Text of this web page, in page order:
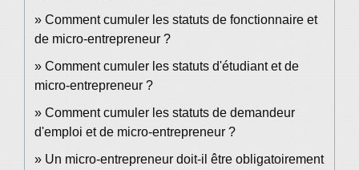
Comment cumuler les statuts de fonctionnaire et
de micro-entrepreneur ?
Comment cumuler les statuts d'étudiant et de
micro-entrepreneur ?
Comment cumuler les statuts de demandeur
d'emploi et de micro-entrepreneur ?
Un micro-entrepreneur doit-il être obligatoirement